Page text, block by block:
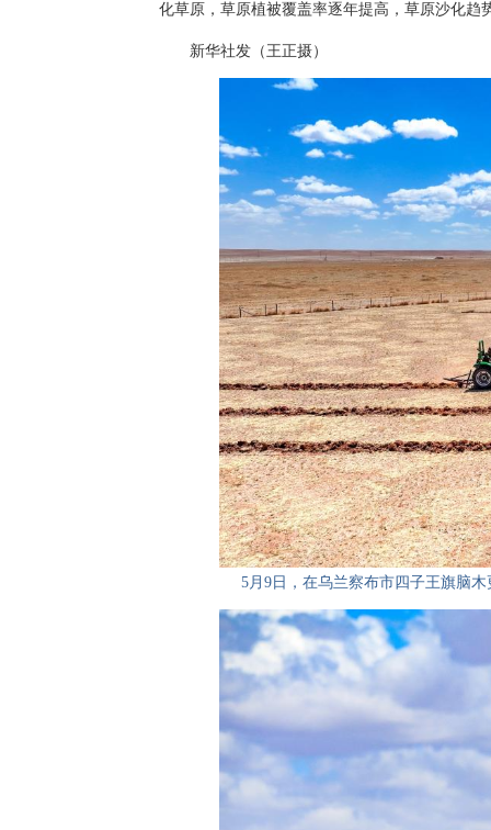
化草原，草原植被覆盖率逐年提高，草原沙化趋
新华社发（王正摄）
5月9日，在乌兰察布市四子王旗脑